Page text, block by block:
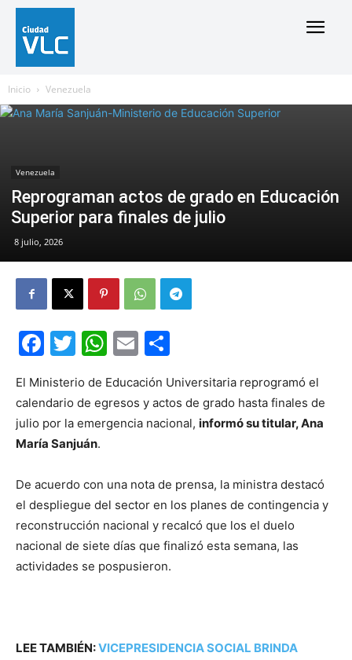
Inicio Venezuela
Venezuela
Reprograman actos de grado en Educación
Superior para finales de julio
8 julio, 2026
Facebook
Twitter
WhatsApp
Email
El Ministerio de Educación Universitaria reprogramó el
calendario de egresos y actos de grado hasta finales de
julio por la emergencia nacional, informó su titular, Ana
María Sanjuán.
De acuerdo con una nota de prensa, la ministra destacó
el despliegue del sector en los planes de contingencia y
reconstrucción nacional y recalcó que los el duelo
nacional de siete días que finalizó esta semana, las
actividades se pospusieron.
LEE TAMBIÉN:VICEPRESIDENCIA SOCIAL BRINDA